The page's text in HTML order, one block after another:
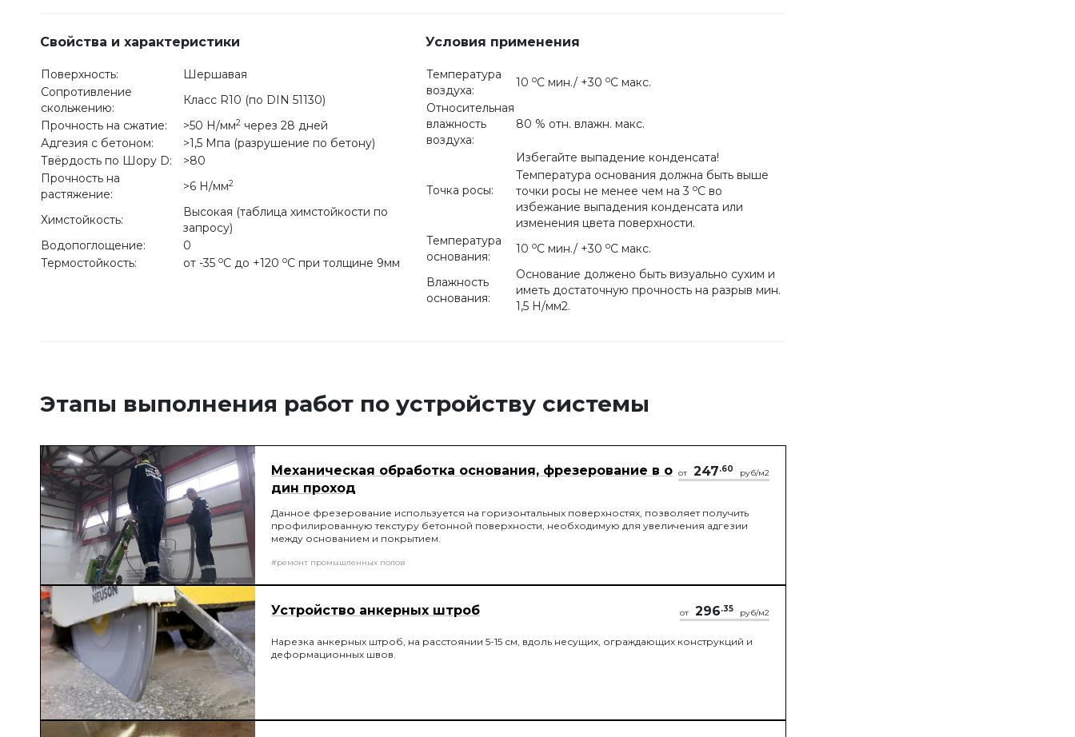
Свойства и характеристики
Поверхность:
Шершавая
Сопротивление
скольжению:
Класс R10 (по DIN 51130)
Прочность на сжатие:
>50 Н/мм2 через 28 дней
Адгезия с бетоном:
>1,5 Мпа (разрушение по бетону)
Твёрдость по Шору D:
>80
Прочность на
растяжение:
>6 Н/мм2
Химстойкость:
Высокая (таблица химстойкости по
запросу)
Водопоглощение:
0
Термостойкость:
от -35 oС до +120 oС при толщине 9мм
Условия применения
Температура
воздуха:
10 oС мин./ +30 oС макс.
Относительная
влажность
воздуха:
80 % отн. влажн. макс.
Точка росы:
Избегайте выпадение конденсата!
Температура основания должна быть выше
точки росы не менее чем на 3 oС во
избежание выпадения конденсата или
изменения цвета поверхности.
Температура
основания:
10 oС мин./ +30 oС макс.
Влажность
основания:
Основание должено быть визуально сухим и
иметь достаточную прочность на разрыв мин.
1,5 Н/мм2.
Этапы выполнения работ по устройству системы
Механическая обработка основания, фрезерование в о
дин проход
от 247.60 руб/м2
Данное фрезерование используется на горизонтальных поверхностях, позволяет получить
профилированную текстуру бетонной поверхности, необходимую для увеличения адгезии
между основанием и покрытием.
#ремонт промышленных полов
Устройство анкерных штроб от 296.35 руб/м2
Нарезка анкерных штроб, на расстоянии 5-15 см, вдоль несущих, ограждающих конструкций и
деформационных швов.